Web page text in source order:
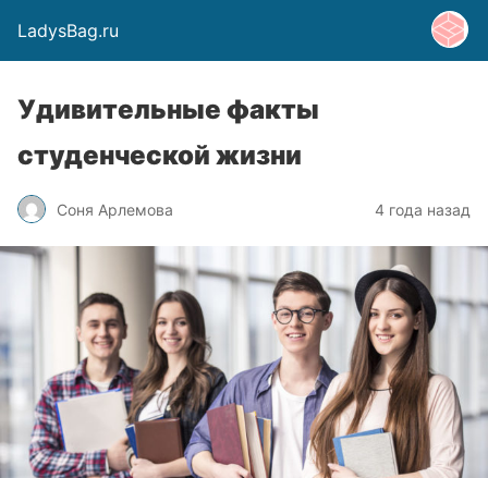
LadysBag.ru
Удивительные факты
студенческой жизни
Соня Арлемова 4 года назад